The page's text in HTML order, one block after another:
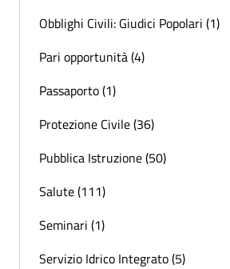
Obblighi Civili: Giudici Popolari (1)
Pari opportunità (4)
Passaporto (1)
Protezione Civile (36)
Pubblica Istruzione (50)
Salute (111)
Seminari (1)
Servizio Idrico Integrato (5)